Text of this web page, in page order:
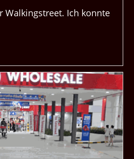
Walkingstreet. Ich konnte